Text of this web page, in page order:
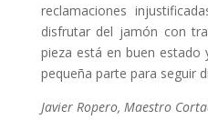
reclamaciones
disfrutar del jamón con
pieza está en buen estado
pequeña parte para seguir
Javier Ropero, Maestro